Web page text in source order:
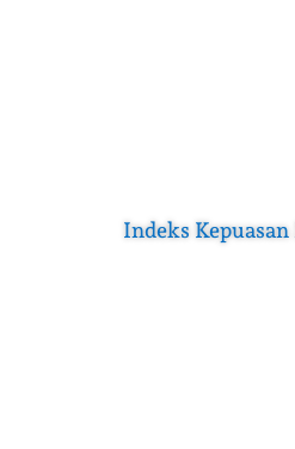
Indeks